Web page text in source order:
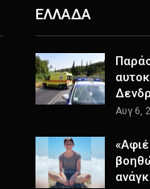
ΕΛΛΑΔΑ
Αυγ 6,